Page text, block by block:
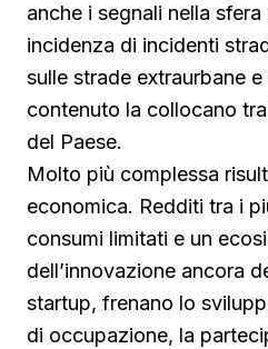
anche i segnali nella
incidenza di incidenti
sulle strade extraurbane
contenuto la collocano
del Paese.
Molto più complessa
economica. Redditi tra i
consumi limitati e un
dell’innovazione ancora
startup, frenano lo
di occupazione, la